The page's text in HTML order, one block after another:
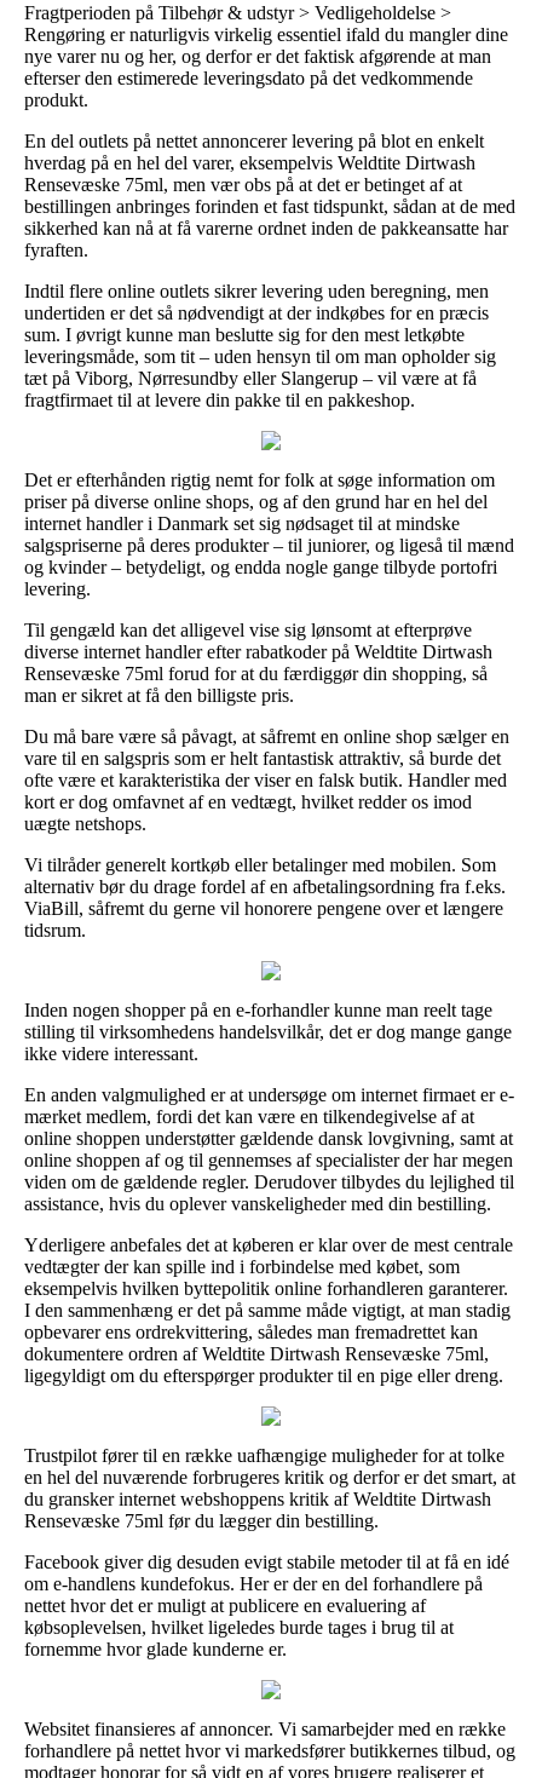
Fragtperioden på Tilbehør & udstyr > Vedligeholdelse >
Rengøring er naturligvis virkelig essentiel ifald du mangler dine
nye varer nu og her, og derfor er det faktisk afgørende at man
efterser den estimerede leveringsdato på det vedkommende
produkt.
En del outlets på nettet annoncerer levering på blot en enkelt
hverdag på en hel del varer, eksempelvis Weldtite Dirtwash
Rensevæske 75ml, men vær obs på at det er betinget af at
bestillingen anbringes forinden et fast tidspunkt, sådan at de med
sikkerhed kan nå at få varerne ordnet inden de pakkeansatte har
fyraften.
Indtil flere online outlets sikrer levering uden beregning, men
undertiden er det så nødvendigt at der indkøbes for en præcis
sum. I øvrigt kunne man beslutte sig for den mest letkøbte
leveringsmåde, som tit – uden hensyn til om man opholder sig
tæt på Viborg, Nørresundby eller Slangerup – vil være at få
fragtfirmaet til at levere din pakke til en pakkeshop.
Det er efterhånden rigtig nemt for folk at søge information om
priser på diverse online shops, og af den grund har en hel del
internet handler i Danmark set sig nødsaget til at mindske
salgspriserne på deres produkter – til juniorer, og ligeså til mænd
og kvinder – betydeligt, og endda nogle gange tilbyde portofri
levering.
Til gengæld kan det alligevel vise sig lønsomt at efterprøve
diverse internet handler efter rabatkoder på Weldtite Dirtwash
Rensevæske 75ml forud for at du færdiggør din shopping, så
man er sikret at få den billigste pris.
Du må bare være så påvagt, at såfremt en online shop sælger en
vare til en salgspris som er helt fantastisk attraktiv, så burde det
ofte være et karakteristika der viser en falsk butik. Handler med
kort er dog omfavnet af en vedtægt, hvilket redder os imod
uægte netshops.
Vi tilråder generelt kortkøb eller betalinger med mobilen. Som
alternativ bør du drage fordel af en afbetalingsordning fra f.eks.
ViaBill, såfremt du gerne vil honorere pengene over et længere
tidsrum.
Inden nogen shopper på en e-forhandler kunne man reelt tage
stilling til virksomhedens handelsvilkår, det er dog mange gange
ikke videre interessant.
En anden valgmulighed er at undersøge om internet firmaet er e-
mærket medlem, fordi det kan være en tilkendegivelse af at
online shoppen understøtter gældende dansk lovgivning, samt at
online shoppen af og til gennemses af specialister der har megen
viden om de gældende regler. Derudover tilbydes du lejlighed til
assistance, hvis du oplever vanskeligheder med din bestilling.
Yderligere anbefales det at køberen er klar over de mest centrale
vedtægter der kan spille ind i forbindelse med købet, som
eksempelvis hvilken byttepolitik online forhandleren garanterer.
I den sammenhæng er det på samme måde vigtigt, at man stadig
opbevarer ens ordrekvittering, således man fremadrettet kan
dokumentere ordren af Weldtite Dirtwash Rensevæske 75ml,
ligegyldigt om du efterspørger produkter til en pige eller dreng.
Trustpilot fører til en række uafhængige muligheder for at tolke
en hel del nuværende forbrugeres kritik og derfor er det smart, at
du gransker internet webshoppens kritik af Weldtite Dirtwash
Rensevæske 75ml før du lægger din bestilling.
Facebook giver dig desuden evigt stabile metoder til at få en idé
om e-handlens kundefokus. Her er der en del forhandlere på
nettet hvor det er muligt at publicere en evaluering af
købsoplevelsen, hvilket ligeledes burde tages i brug til at
fornemme hvor glade kunderne er.
Websitet finansieres af annoncer. Vi samarbejder med en række
forhandlere på nettet hvor vi markedsfører butikkernes tilbud, og
modtager honorar for så vidt en af vores brugere realiserer et